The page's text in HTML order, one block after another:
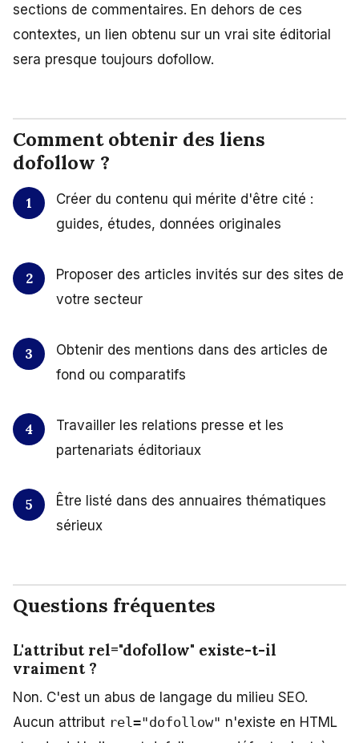
sections de commentaires. En dehors de ces
contextes, un lien obtenu sur un vrai site éditorial
sera presque toujours dofollow.
Comment obtenir des liens
dofollow ?
Créer du contenu qui mérite d'être cité :
guides, études, données originales
Proposer des articles invités sur des sites de
votre secteur
Obtenir des mentions dans des articles de
fond ou comparatifs
Travailler les relations presse et les
partenariats éditoriaux
Être listé dans des annuaires thématiques
sérieux
Questions fréquentes
L'attribut rel="dofollow" existe-t-il
vraiment ?
Non. C'est un abus de langage du milieu SEO.
Aucun attribut rel="dofollow" n'existe en HTML